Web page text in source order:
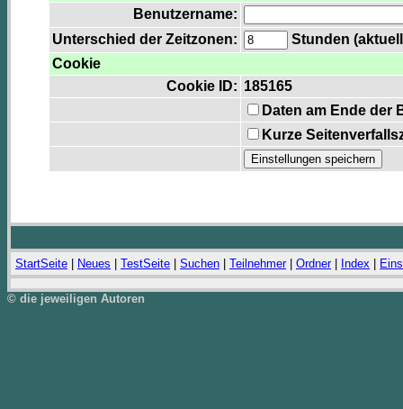
Benutzername:
Unterschied der Zeitzonen:
Stunden
Cookie
Cookie ID: 185165
Daten am Ende der
Kurze
StartSeite Neues TestSeite Suchen Teilnehmer| Ordner| Index
© die jeweiligen Autoren